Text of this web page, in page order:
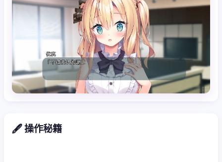
🖋️ 操作秘籍